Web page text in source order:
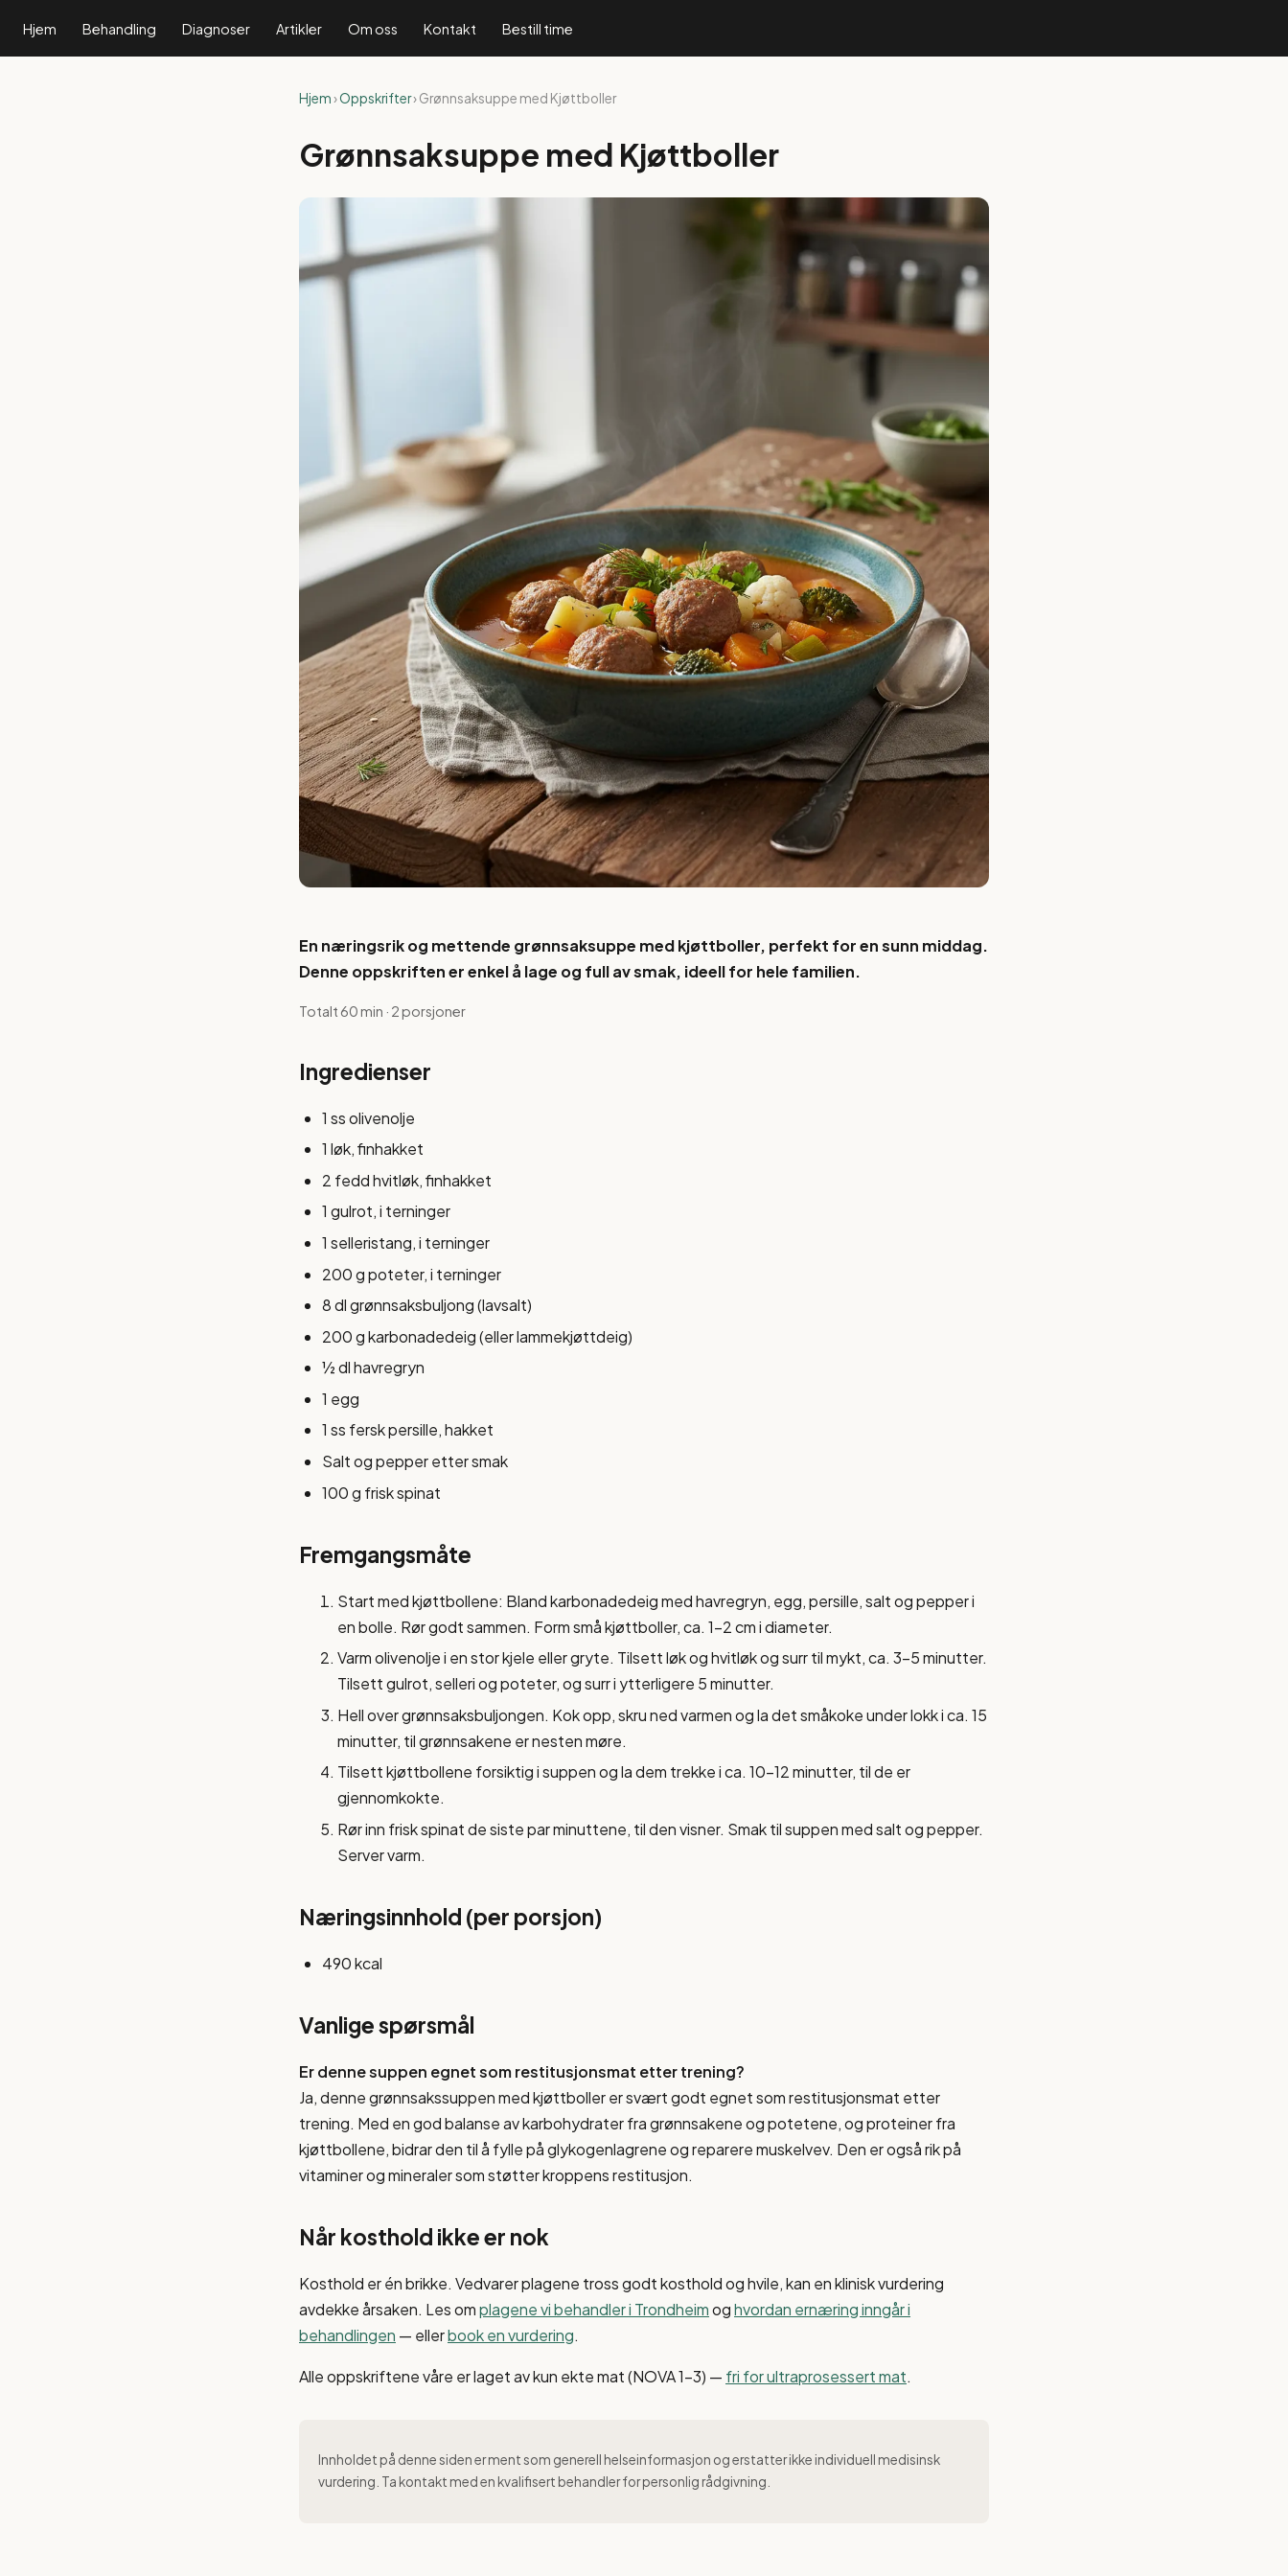
Hjem Behandling Diagnoser Artikler Om oss Kontakt Bestill time
Hjem›Oppskrifter› Grønnsaksuppe med Kjøttboller
Grønnsaksuppe med Kjøttboller
En næringsrik og mettende grønnsaksuppe med kjøttboller, perfekt for en sunn middag.
Denne oppskriften er enkel å lage og full av smak, ideell for hele familien.
Totalt 60 min · 2 porsjoner
Ingredienser
1 ss olivenolje
1 løk, finhakket
2 fedd hvitløk, finhakket
1 gulrot, i terninger
1 selleristang, i terninger
200 g poteter, i terninger
8 dl grønnsaksbuljong (lavsalt)
200 g karbonadedeig (eller lammekjøttdeig)
½ dl havregryn
1 egg
1 ss fersk persille, hakket
Salt og pepper etter smak
100 g frisk spinat
Fremgangsmåte
Start med kjøttbollene: Bland karbonadedeig med havregryn, egg, persille, salt og pepper i
en bolle. Rør godt sammen. Form små kjøttboller, ca. 1-2 cm i diameter.
Varm olivenolje i en stor kjele eller gryte. Tilsett løk og hvitløk og surr til mykt, ca. 3-5 minutter.
Tilsett gulrot, selleri og poteter, og surr i ytterligere 5 minutter.
Hell over grønnsaksbuljongen. Kok opp, skru ned varmen og la det småkoke under lokk i ca. 15
minutter, til grønnsakene er nesten møre.
Tilsett kjøttbollene forsiktig i suppen og la dem trekke i ca. 10-12 minutter, til de er
gjennomkokte.
Rør inn frisk spinat de siste par minuttene, til den visner. Smak til suppen med salt og pepper.
Server varm.
Næringsinnhold (per porsjon)
490 kcal
Vanlige spørsmål
Er denne suppen egnet som restitusjonsmat etter trening?
Ja, denne grønnsakssuppen med kjøttboller er svært godt egnet som restitusjonsmat etter
trening. Med en god balanse av karbohydrater fra grønnsakene og potetene, og proteiner fra
kjøttbollene, bidrar den til å fylle på glykogenlagrene og reparere muskelvev. Den er også rik på
vitaminer og mineraler som støtter kroppens restitusjon.
Når kosthold ikke er nok
Kosthold er én brikke. Vedvarer plagene tross godt kosthold og hvile, kan en klinisk vurdering
avdekke årsaken. Les omplagene vi behandler i Trondheimoghvordan ernæring inngår i
behandlingen — ellerbook en vurdering.
Alle oppskriftene våre er laget av kun ekte mat (NOVA 1–3) — fri for ultraprosessert mat.
Innholdet på denne siden er ment som generell helseinformasjon og erstatter ikke individuell medisinsk
vurdering. Ta kontakt med en kvalifisert behandler for personlig rådgivning.